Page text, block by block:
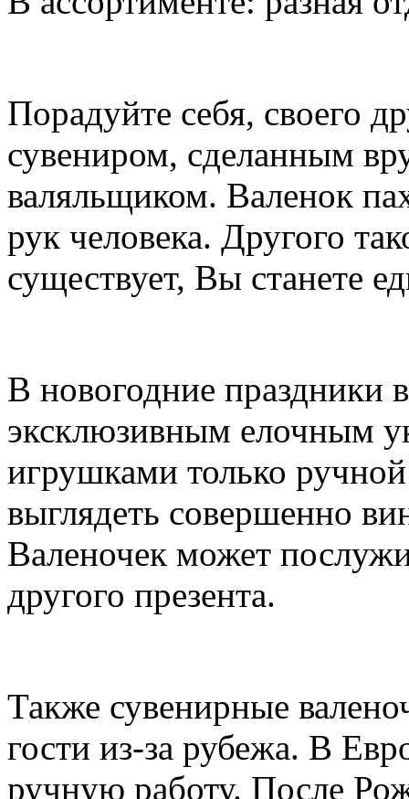
Порадуйте себя, своего
сувениром, сделанным
валяльщиком. Валенок
рук человека. Другого
существует, Вы станете
В новогодние праздники
эксклюзивным елочным
игрушками только
выглядеть совершенно
Валеночек может
другого презента.
Также сувенирные
гости из-за рубежа. В
ручную работу. После